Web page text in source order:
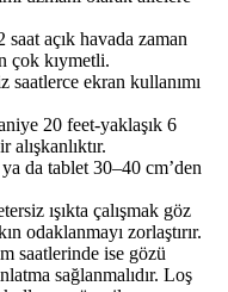
açık havada zaman
çok kıymetli.
ekran kullanımı
20 feet-yaklaşık 6
da tablet 30–40 cm’den
ışıkta çalışmak göz
odaklanmayı zorlaştırır.
saatlerinde ise gözü
sağlanmalıdır. Loş